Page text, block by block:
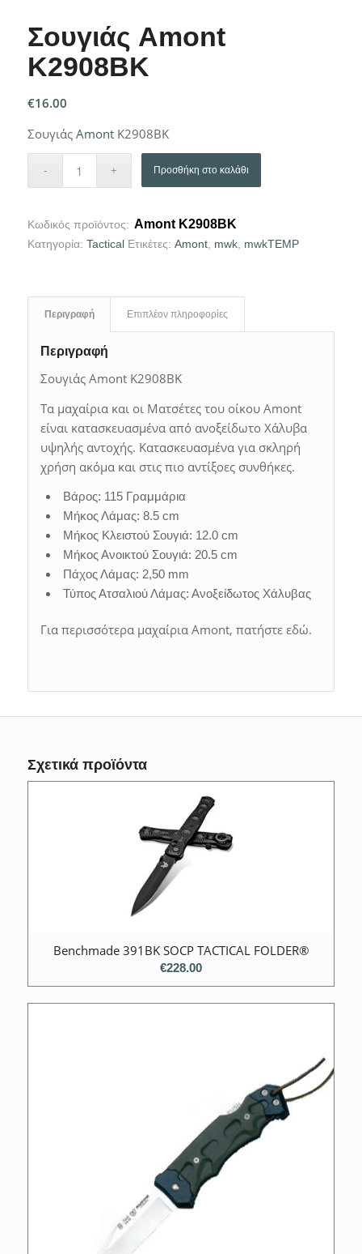
Σουγιάς Amont
K2908BK
€16.00
Σουγιάς AmontK2908BK
Προσθήκη στο καλάθι
Κωδικός προϊόντος: Amont K2908BK
Κατηγορία: Tactical Ετικέτες: Amont, mwk, mwkTEMP
Περιγραφή Επιπλέον πληροφορίες
Περιγραφή
Σουγιάς Amont K2908BK
Τα μαχαίρια και οι Ματσέτες του οίκου Amont
είναι κατασκευασμένα από ανοξείδωτο Χάλυβα
υψηλής αντοχής. Κατασκευασμένα για σκληρή
χρήση ακόμα και στις πιο αντίξοες συνθήκες.
Βάρος: 115 Γραμμάρια
Μήκος Λάμας: 8.5 cm
Μήκος Κλειστού Σουγιά: 12.0 cm
Μήκος Ανοικτού Σουγιά: 20.5 cm
Πάχος Λάμας: 2,50 mm
Τύπος Ατσαλιού Λάμας: Ανοξείδωτος Χάλυβας
Για περισσότερα μαχαίρια Amont, πατήστε εδώ.
Σχετικά προϊόντα
Benchmade 391BK SOCP TACTICAL FOLDER®
€228.00